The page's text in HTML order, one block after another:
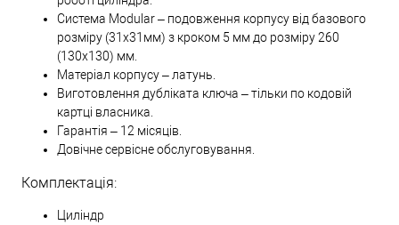
Система Modular – подовження корпусу від базового
розміру (31х31мм) з кроком 5 мм до розміру 260
(130х130) мм.
Матеріал корпусу – латунь.
Виготовлення дубліката ключа – тільки по кодовій
картці власника.
Гарантія – 12 місяців.
Довічне сервісне обслуговування.
Комплектація:
Циліндр